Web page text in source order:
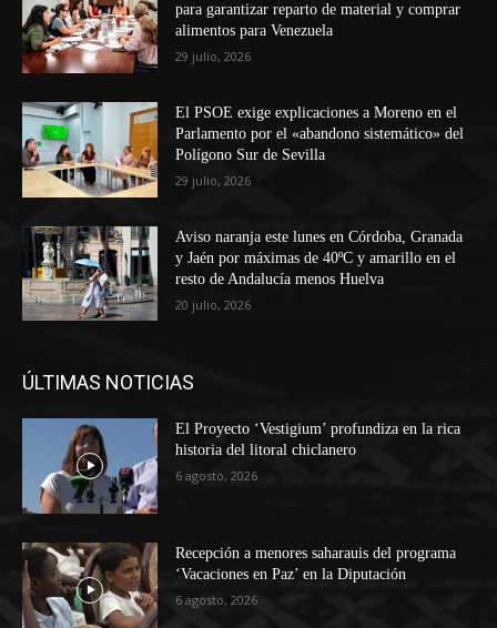
para garantizar reparto de material y comprar
alimentos para Venezuela
29 julio, 2026
El PSOE exige explicaciones a Moreno en el
Parlamento por el «abandono sistemático» del
Polígono Sur de Sevilla
29 julio, 2026
Aviso naranja este lunes en Córdoba, Granada
y Jaén por máximas de 40ºC y amarillo en el
resto de Andalucía menos Huelva
20 julio, 2026
ÚLTIMAS NOTICIAS
El Proyecto ‘Vestigium’ profundiza en la rica
historia del litoral chiclanero
6 agosto, 2026
Recepción a menores saharauis del programa
‘Vacaciones en Paz’ en la Diputación
6 agosto, 2026